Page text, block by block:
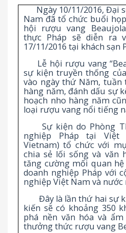
Ngày 10/11/2016, Đại
Nam đã tổ chức buổi
hội rượu vang
thực Pháp sẽ diễn ra
17/11/2016 tại khách sạn
Lễ hội rượu vang
sự kiện truyền thống
vào ngày thứ Năm, tuần
hàng năm, đánh dấu sự
hoạch nho hàng năm
loại rượu vang nổi tiếng
Sự kiện do Phòng
nghiệp Pháp tại Việt
Vietnam) tổ chức với
chia sẻ lối sống và văn
tăng cường mối quan
doanh nghiệp Pháp với
nghiệp Việt Nam và
Đây là lần thứ hai sự
kiến sẽ có khoảng 350
phá nền văn hóa và
thưởng thức rượu vang